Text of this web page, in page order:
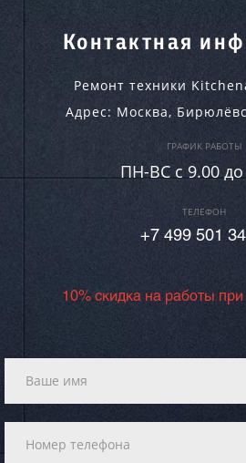
Контактная
Ремонт техники
Адрес: Москва,
ГРАФИК РАБОТЫ
ПН-ВC c 9.00 до
ТЕЛЕФОН
+7 499 501
10% скидка на работы при